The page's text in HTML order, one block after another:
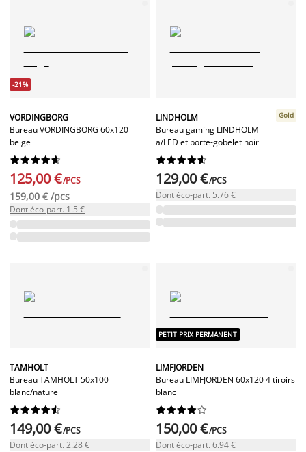
-21%
VORDINGBORG
Bureau VORDINGBORG 60x120
beige






125,00 €/PCS
159,00 € /pcs
Dont éco-part. 1.5 €
LINDHOLM
Bureau gaming LINDHOLM
a/LED et porte-gobelet noir
Gold






129,00 €/PCS
Dont éco-part. 5.76 €
TAMHOLT
Bureau TAMHOLT 50x100
blanc/naturel






149,00 €/PCS
Dont éco-part. 2.28 €
PETIT PRIX PERMANENT
LIMFJORDEN
Bureau LIMFJORDEN 60x120 4 tiroirs
blanc






150,00 €/PCS
Dont éco-part. 6.94 €